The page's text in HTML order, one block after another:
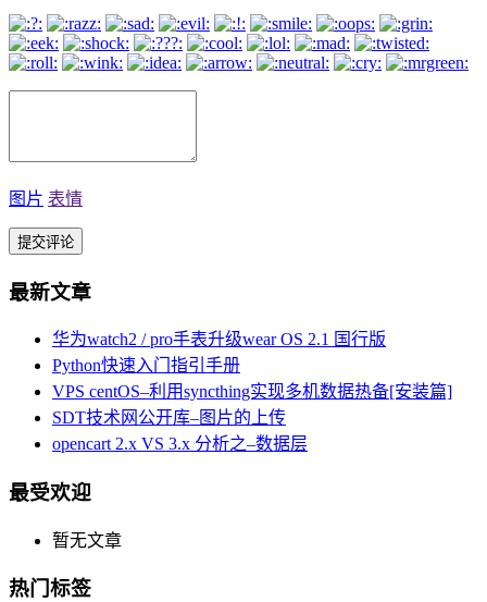
图片 表情
最新文章
华为watch2 / pro手表升级wear OS 2.1 国行版
Python快速入门指引手册
VPS centOS–利用syncthing实现多机数据热备[安装篇]
SDT技术网公开库–图片的上传
opencart 2.x VS 3.x 分析之–数据层
最受欢迎
暂无文章
热门标签